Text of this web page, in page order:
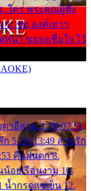
..ใคร พระคุณผู้ฟัง
.. ขอ องค์เทวา
นา ขอจงเชื่อใจ ไว้
ตาอีสาน 3. 00:07:51
5. 00:13:49 ลานรัก
คืนฝนตก 8.
น้อยเรือนงาม 10.
น้ำกรดแช่เย็น 12.